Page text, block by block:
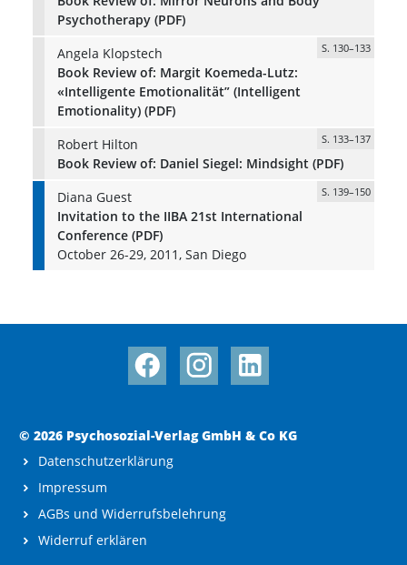
Psychotherapy (PDF)
Angela Klopstech
S. 130–133
Book Review of: Margit Koemeda-Lutz:
«Intelligente Emotionalität” (Intelligent
Emotionality) (PDF)
Robert Hilton
S. 133–137
Book Review of: Daniel Siegel: Mindsight (PDF)
Diana Guest
S. 139–150
Invitation to the IIBA 21st International
Conference (PDF)
October 26-29, 2011, San Diego
© 2026 Psychosozial-Verlag GmbH & Co KG
Datenschutzerklärung
Impressum
AGBs und Widerrufsbelehrung
Widerruf erklären